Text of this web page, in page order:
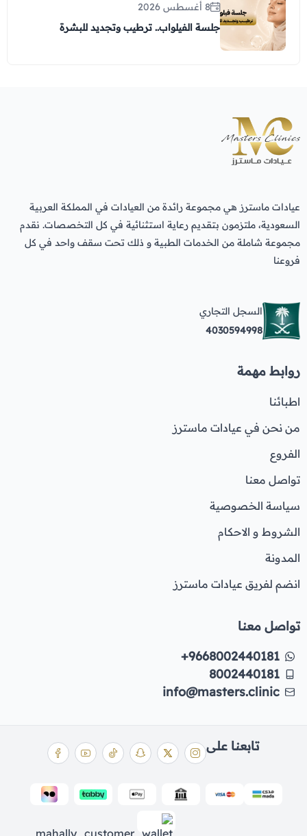
8 أغسطس 2026
جلسة الفيلواب.. ترطيب وتجديد للبشرة
عيادات ماسترز هي مجموعة رائدة من العيادات في المملكة العربية
السعودية، ملتزمون بتقديم رعاية استثنائية في كل التخصصات. نقدم
مجموعة شاملة من الخدمات الطبية و ذلك تحت سقف واحد في كل
فروعنا
السجل التجاري
4030594998
روابط مهمة
اطبائنا
من نحن في عيادات ماسترز
الفروع
تواصل معنا
سياسة الخصوصية
الشروط و الاحكام
المدونة
انضم لفريق عيادات ماسترز
تواصل معنا
+9668002440181
8002440181
info@masters.clinic
تابعنا على